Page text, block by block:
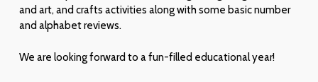
and art, and crafts activities along with some basic number
and alphabet reviews.
We are looking forward to a fun-filled educational year!